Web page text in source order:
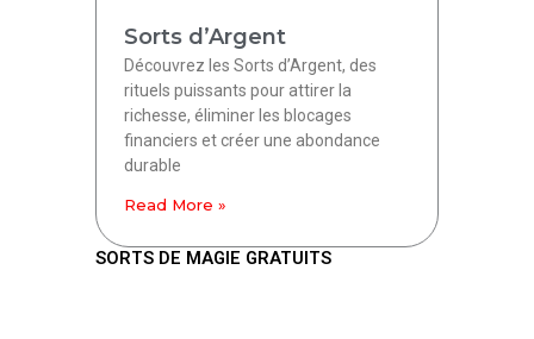
Sorts d’Argent
Découvrez les Sorts d’Argent, des
rituels puissants pour attirer la
richesse, éliminer les blocages
financiers et créer une abondance
durable
Read More »
SORTS DE MAGIE GRATUITS